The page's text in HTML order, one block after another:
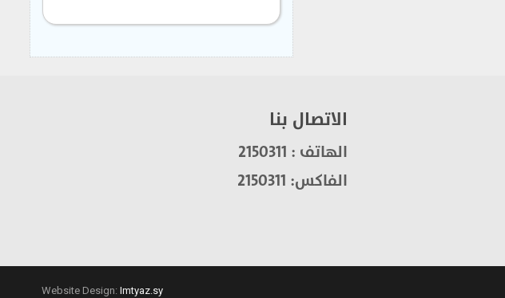
الاتصال بنا
الهاتف : 2150311
الفاكس: 2150311
Website Design: Imtyaz.sy